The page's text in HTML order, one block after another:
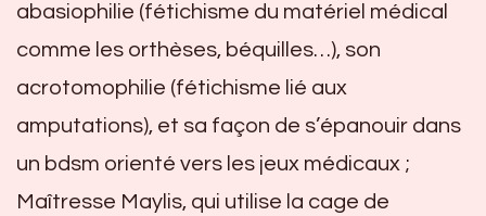
abasiophilie (fétichisme du matériel médical
comme les orthèses, béquilles…), son
acrotomophilie (fétichisme lié aux
amputations), et sa façon de s’épanouir dans
un bdsm orienté vers les jeux médicaux ;
Maîtresse Maylis, qui utilise la cage de